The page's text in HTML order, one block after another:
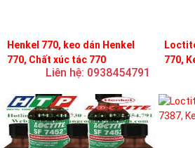
Henkel 770, keo dán Henkel
770, Chất xúc tác 770
Liên hệ: 0938454791
770,